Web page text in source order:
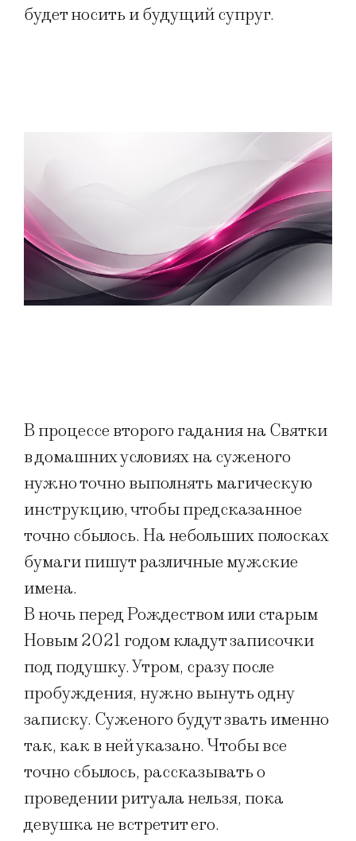
будет носить и будущий супруг.
В процессе второго гадания на Святки
в домашних условиях на суженого
нужно точно выполнять магическую
инструкцию, чтобы предсказанное
точно сбылось. На небольших полосках
бумаги пишут различные мужские
имена.
В ночь перед Рождеством или старым
Новым 2021 годом кладут записочки
под подушку. Утром, сразу после
пробуждения, нужно вынуть одну
записку. Суженого будут звать именно
так, как в ней указано. Чтобы все
точно сбылось, рассказывать о
проведении ритуала нельзя, пока
девушка не встретит его.